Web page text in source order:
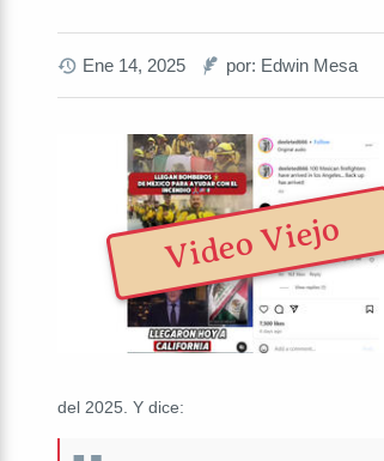
Ene 14, 2025 por: Edwin Mesa
Video Viejo
del 2025. Y dice: